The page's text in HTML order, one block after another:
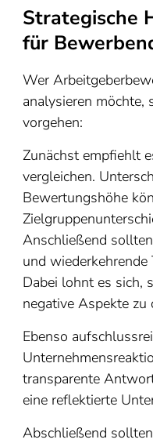
Strategische
für
Wer
analysieren möchte,
vorgehen:
Zunächst empfiehlt
vergleichen.
Bewertungshöhe
Anschließend
und
Dabei lohnt es sich,
negative Aspekte zu
Ebenso
transparente
eine reflektierte
Abschließend